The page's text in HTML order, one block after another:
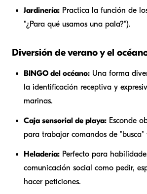
Jardinería: Practica la función de
"¿Para qué usamos una pala?").
Diversión de verano y el
BINGO del océano: Una forma
la identificación receptiva y
marinas.
Caja sensorial de playa: Esconde
para trabajar comandos de "busca"
Heladería: Perfecto para
comunicación social como pedir,
hacer peticiones.